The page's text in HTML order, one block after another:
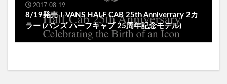
2017-08-19
8/19発売！VANS HALF CAB 25th Anniverrary 2カ
ラー (バンズ ハーフキャブ 25周年記念モデル)